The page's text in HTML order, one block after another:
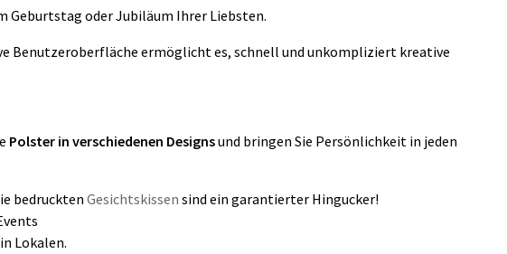
Geburtstag oder Jubiläum Ihrer Liebsten.
Benutzeroberfläche ermöglicht es, schnell und unkompliziert kreative
Polster in verschiedenen Designsund bringen Sie Persönlichkeit in jeden
bedruckten Gesichtskissen sind ein garantierter Hingucker!
Lokalen.